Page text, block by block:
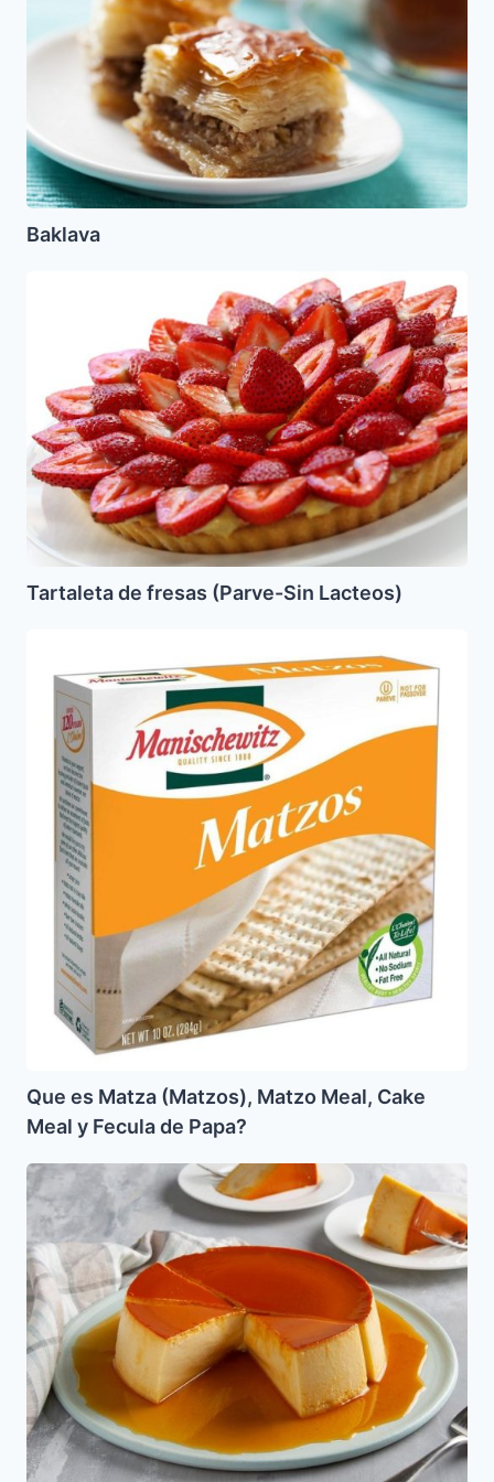
Baklava
Sin
Lacteos)
Tartaleta de fresas (Parve-Sin Lacteos)
Matza
(Matzos),
Matzo
Meal,
Cake
Meal
Fecula
Papa?
Que es Matza (Matzos), Matzo Meal, Cake
Meal y Fecula de Papa?
Flan
(Quesillo)